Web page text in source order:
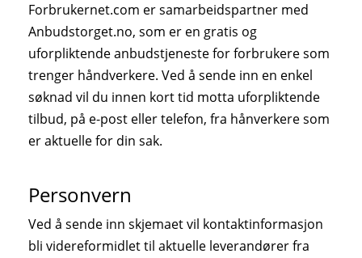
Forbrukernet.com er samarbeidspartner med
Anbudstorget.no, som er en gratis og
uforpliktende anbudstjeneste for forbrukere som
trenger håndverkere. Ved å sende inn en enkel
søknad vil du innen kort tid motta uforpliktende
tilbud, på e-post eller telefon, fra hånverkere som
er aktuelle for din sak.
Personvern
Ved å sende inn skjemaet vil kontaktinformasjon
bli videreformidlet til aktuelle leverandører fra